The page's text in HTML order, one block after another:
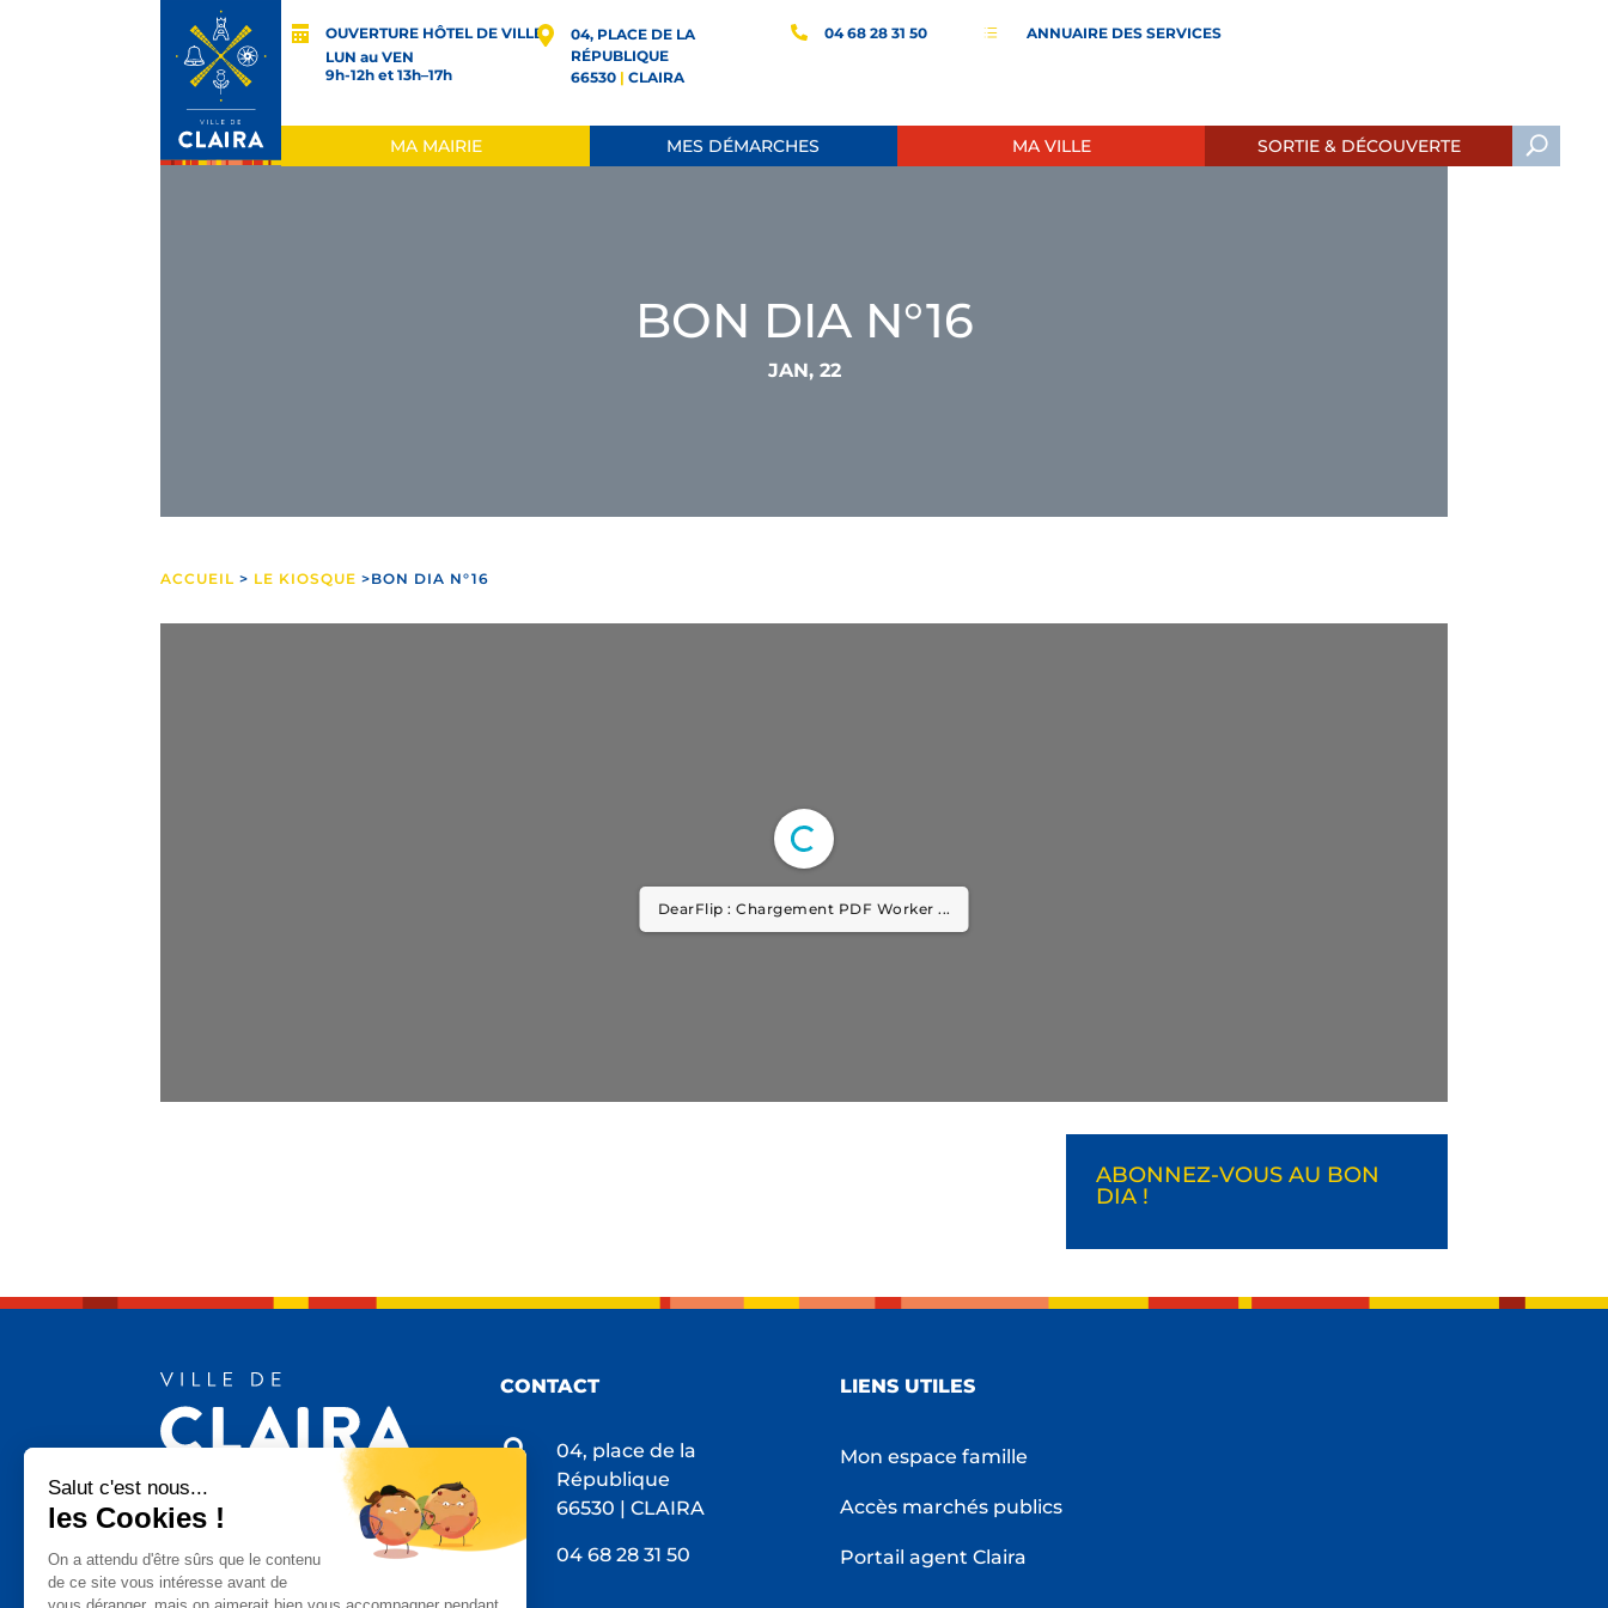
OUVERTURE HÔTEL DE VILLE
LUN au VEN
9h-12h et 13h–17h
04, PLACE DE LA
RÉPUBLIQUE
66530| CLAIRA
04 68 28 31 50 d ANNUAIRE DES SERVICES
MA MAIRIE MES DÉMARCHES MA VILLE SORTIE & DÉCOUVERTE
BON DIA N°16
JAN, 22
ACCUEIL> LE KIOSQUE >BON DIA N°16
DearFlip : Chargement PDF Worker ...
ABONNEZ-VOUS AU BON
DIA !
CONTACT

04, place de la
République
66530 | CLAIRA
 04 68 28 31 50
LIENS UTILES
Mon espace famille
Accès marchés publics
Portail agent Claira
Salut c'est nous...
les Cookies !
On a attendu d'être sûrs que le contenu
de ce site vous intéresse avant de
vous déranger, mais on aimerait bien vous accompagner pendant